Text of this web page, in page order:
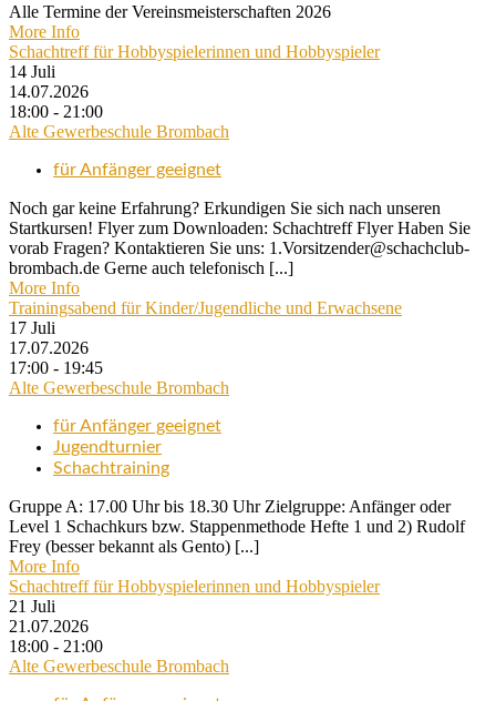
Alle Termine der Vereinsmeisterschaften 2026
More Info
Schachtreff für Hobbyspielerinnen und Hobbyspieler
14 Juli
14.07.2026
18:00 - 21:00
Alte Gewerbeschule Brombach
für Anfänger geeignet
Noch gar keine Erfahrung? Erkundigen Sie sich nach unseren
Startkursen! Flyer zum Downloaden: Schachtreff Flyer Haben Sie
vorab Fragen? Kontaktieren Sie uns: 1.Vorsitzender@schachclub-
brombach.de Gerne auch telefonisch [...]
More Info
Trainingsabend für Kinder/Jugendliche und Erwachsene
17 Juli
17.07.2026
17:00 - 19:45
Alte Gewerbeschule Brombach
für Anfänger geeignet
Jugendturnier
Schachtraining
Gruppe A: 17.00 Uhr bis 18.30 Uhr Zielgruppe: Anfänger oder
Level 1 Schachkurs bzw. Stappenmethode Hefte 1 und 2) Rudolf
Frey (besser bekannt als Gento) [...]
More Info
Schachtreff für Hobbyspielerinnen und Hobbyspieler
21 Juli
21.07.2026
18:00 - 21:00
Alte Gewerbeschule Brombach